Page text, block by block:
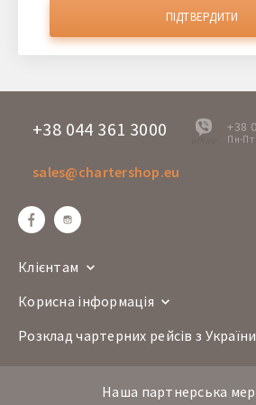
ПІДТВЕРДИТИ
+38 044 361 3000
offline
+38
Пн-Пт
sales@chartershop.eu
Клієнтам
Корисна інформація
Розклад чартерних рейсів з України
Наша партнерська